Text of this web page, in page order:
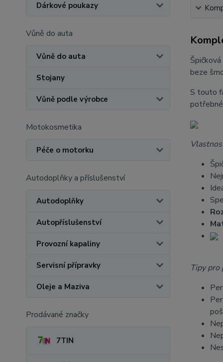
Dárkové poukazy
Vůně do auta
Vůně do auta
Stojany
Vůně podle výrobce
Motokosmetika
Péče o motorku
Autodoplňky a příslušenství
Autodoplňky
Autopříslušenství
Provozní kapaliny
Servisní přípravky
Oleje a Maziva
Prodávané značky
7TIN
beze
S touto
Tipy pro